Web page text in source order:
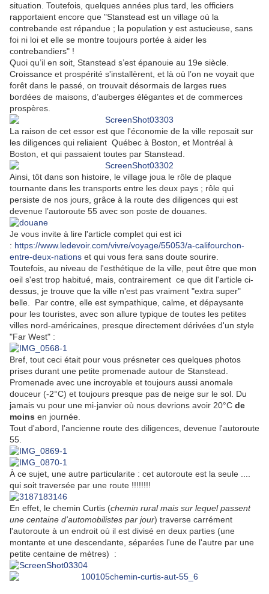
situation. Toutefois, quelques années plus tard, les officiers
rapportaient encore que "Stanstead est un village où la
contrebande est répandue ; la population y est astucieuse, sans
foi ni loi et elle se montre toujours portée à aider les
contrebandiers" !
Quoi qu’il en soit, Stanstead s’est épanouie au 19e siècle.
Croissance et prospérité s'installèrent, et là où l’on ne voyait que
forêt dans le passé, on trouvait désormais de larges rues
bordées de maisons, d’auberges élégantes et de commerces
prospères.
La raison de cet essor est que l'économie de la ville reposait sur
les diligences qui reliaient Québec à Boston, et Montréal à
Boston, et qui passaient toutes par Stanstead.
Ainsi, tôt dans son histoire, le village joua le rôle de plaque
tournante dans les transports entre les deux pays ; rôle qui
persiste de nos jours, grâce à la route des diligences qui est
devenue l’autoroute 55 avec son poste de douanes.
Je vous invite à lire l'article complet qui est ici
: https://www.ledevoir.com/vivre/voyage/55053/a-califourchon-
entre-deux-nations et qui vous fera sans doute sourire.
Toutefois, au niveau de l'esthétique de la ville, peut être que mon
oeil s'est trop habitué, mais, contrairement ce que dit l'article ci-
dessus, je trouve que la ville n'est pas vraiment "extra super"
belle. Par contre, elle est sympathique, calme, et dépaysante
pour les touristes, avec son allure typique de toutes les petites
villes nord-américaines, presque directement dérivées d'un style
"Far West" :
Bref, tout ceci était pour vous présneter ces quelques photos
prises durant une petite promenade autour de Stanstead.
Promenade avec une incroyable et toujours aussi anomale
douceur (-2°C) et toujours presque pas de neige sur le sol. Du
jamais vu pour une mi-janvier où nous devrions avoir 20°C de
moins en journée.
Tout d'abord, l'ancienne route des diligences, devenue l'autoroute
55.
À ce sujet, une autre particularite : cet autoroute est la seule ....
qui soit traversée par une route !!!!!!!!
En effet, le chemin Curtis (chemin rural mais sur lequel passent
une centaine d'automobilistes par jour) traverse carrément
l'autoroute à un endroit où il est divisé en deux parties (une
montante et une descendante, séparées l'une de l'autre par une
petite centaine de mètres) :